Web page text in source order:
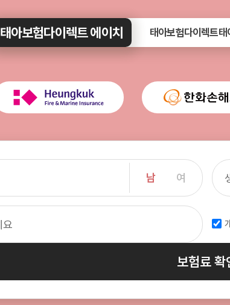
태아보험다이렉트 에이치 태아보험다이렉트태
남 여
보험료 확